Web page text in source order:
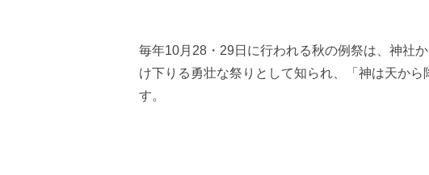
いろいろな検索
毎年10月28・29日に行われる秋の例祭は、神社
け下りる勇壮な祭りとして知られ、「神は天から
す。